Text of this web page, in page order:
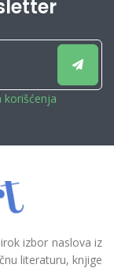
korišćenja
izbor naslova iz
literaturu, knjige